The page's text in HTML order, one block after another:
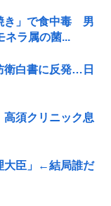
き」で食中毒 男
ネラ属の菌...
衛白書に反発…日
高須クリニック息
大臣」←結局誰だ